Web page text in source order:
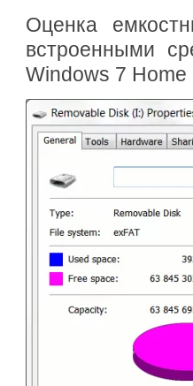
Оценка
встроенными
Windows 7 Home